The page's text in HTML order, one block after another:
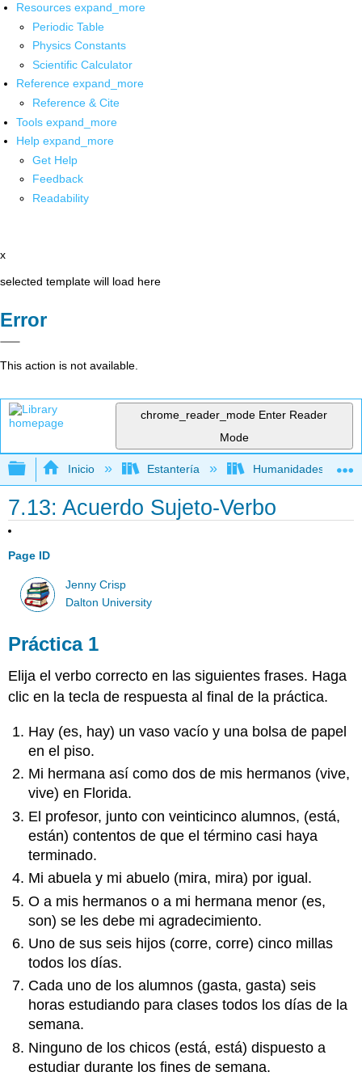
Resources expand_more
Periodic Table
Physics Constants
Scientific Calculator
Reference expand_more
Reference & Cite
Tools expand_more
Help expand_more
Get Help
Feedback
Readability
x
selected template will load here
Error
This action is not available.
chrome_reader_mode Enter Reader
Mode
Expandir/contraer jerarquía global
Inicio Estantería Humanidades
7.13: Acuerdo Sujeto-Verbo
Page ID
Jenny Crisp
Dalton University
Práctica 1
Elija el verbo correcto en las siguientes frases. Haga
clic en la tecla de respuesta al final de la práctica.
Hay (es, hay) un vaso vacío y una bolsa de papel
en el piso.
Mi hermana así como dos de mis hermanos (vive,
vive) en Florida.
El profesor, junto con veinticinco alumnos, (está,
están) contentos de que el término casi haya
terminado.
Mi abuela y mi abuelo (mira, mira) por igual.
O a mis hermanos o a mi hermana menor (es,
son) se les debe mi agradecimiento.
Uno de sus seis hijos (corre, corre) cinco millas
todos los días.
Cada uno de los alumnos (gasta, gasta) seis
horas estudiando para clases todos los días de la
semana.
Ninguno de los chicos (está, está) dispuesto a
estudiar durante los fines de semana.